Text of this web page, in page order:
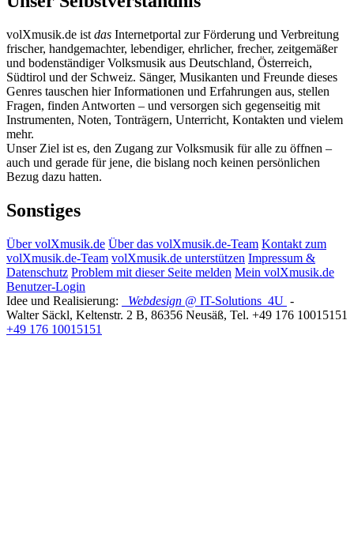
volXmusik.de ist das Internetportal zur Förderung und Verbreitung
frischer, handgemachter, lebendiger, ehrlicher, frecher, zeitgemäßer
und bodenständiger Volksmusik aus Deutschland, Österreich,
Südtirol und der Schweiz. Sänger, Musikanten und Freunde dieses
Genres tauschen hier Informationen und Erfahrungen aus, stellen
Fragen, finden Antworten – und versorgen sich gegenseitig mit
Instrumenten, Noten, Tonträgern, Unterricht, Kontakten und vielem
mehr.
Unser Ziel ist es, den Zugang zur Volksmusik für alle zu öffnen –
auch und gerade für jene, die bislang noch keinen persönlichen
Bezug dazu hatten.
Sonstiges
Über volXmusik.de Über das volXmusik.de-Team Kontakt zum
volXmusik.de-Team volXmusik.de unterstützen Impressum &
Datenschutz Problem mit dieser Seite melden Mein volXmusik.de
Benutzer-Login
Idee und Realisierung:
Webdesign @ IT-Solutions 4U -
Walter Säckl, Keltenstr. 2 B, 86356 Neusäß, Tel. +49 176 10015151
+49 176 10015151